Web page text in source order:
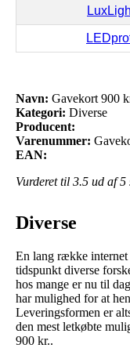
Navn: Gavekort 900
Kategori: Diverse
Producent:
Varenummer:
EAN:
Vurderet til 3.5 ud af 5
Diverse
En lang række
tidspunkt diverse
hos mange er nu til
har mulighed for at
Leveringsformen er
den mest letkøbte
900 kr..